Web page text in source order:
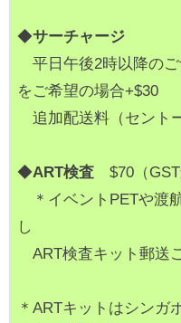
◆サーチャージ
平日午後2時以降の
をご希望の場合+$30
追加配送料（セント
◆ART検査$70（GST
＊イベントPETや渡
し
ART検査キット郵送
＊ARTキットはシンガ